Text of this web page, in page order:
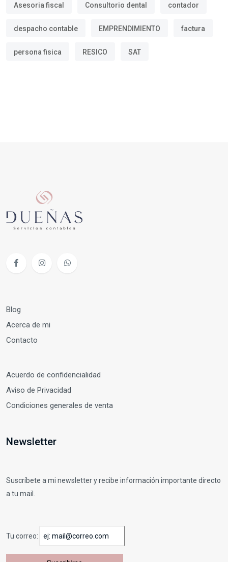
Asesoria fiscal Consultorio dental contador
despacho contable EMPRENDIMIENTO factura
persona fisica RESICO SAT
Blog
Acerca de mi
Contacto
Acuerdo de confidencialidad
Aviso de Privacidad
Condiciones generales de venta
Newsletter
Suscríbete a mi newsletter y recibe información importante directo
a tu mail.
Tu correo: